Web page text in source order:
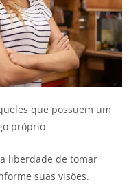
que possuem um
próprio.
liberdade de tomar
suas visões.